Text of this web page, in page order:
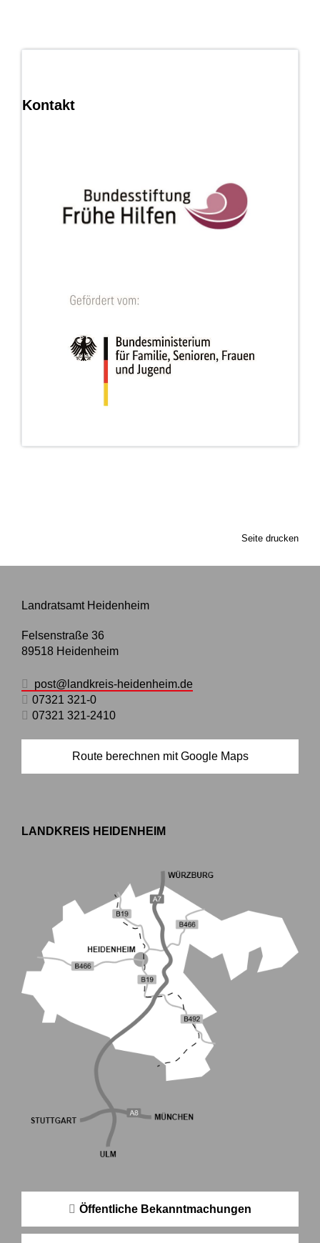
Kontakt
Seite drucken
Landratsamt Heidenheim
Felsenstraße 36
89518 Heidenheim
post@landkreis-heidenheim.de
07321 321-0
07321 321-2410
Route berechnen mit Google Maps
LANDKREIS HEIDENHEIM
Öffentliche Bekanntmachungen